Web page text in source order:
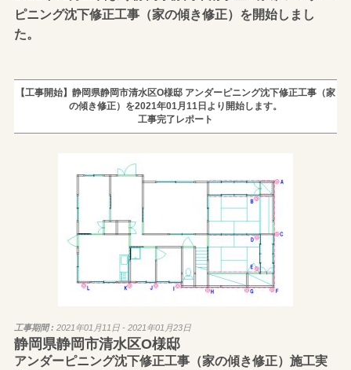
ピニング沈下修正工事（家の傾き修正）を開始しまし
た。
【工事開始】静岡県静岡市清水区O様邸 アンダーピニング沈下修正工事（家
の傾き修正）を2021年01月11日より開始します。
工事完了レポート
工事期間 : 2021年01月11日 - 2021年01月23日
静岡県静岡市清水区O様邸
アンダーピニング沈下修正工事（家の傾き修正）施工実